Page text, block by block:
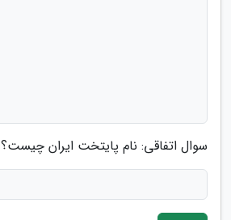
سوال اتفاقی: نام پایتخت ایران چیست؟